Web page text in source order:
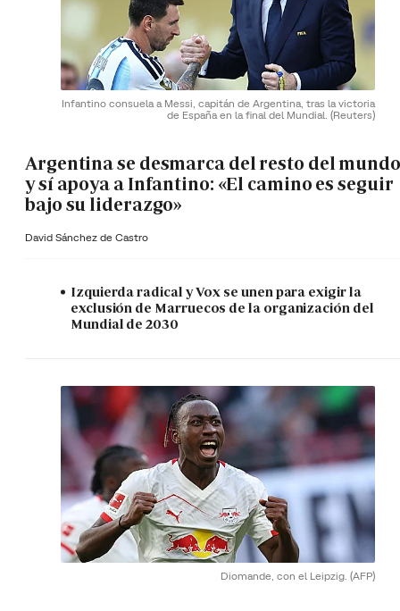
Infantino consuela a Messi, capitán de Argentina, tras la victoria
de España en la final del Mundial. (Reuters)
Argentina se desmarca del resto del mundo
y sí apoya a Infantino: «El camino es seguir
bajo su liderazgo»
David Sánchez de Castro
Izquierda radical y Vox se unen para exigir la
exclusión de Marruecos de la organización del
Mundial de 2030
Diomande, con el Leipzig. (AFP)